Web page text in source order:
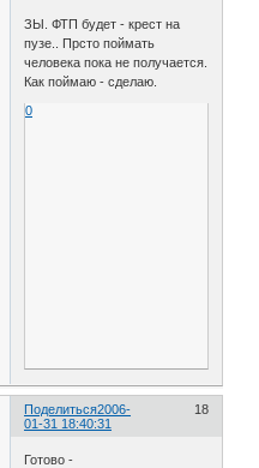
ЗЫ. ФТП будет - крест на
пузе.. Прсто поймать
человека пока не получается.
Как поймаю - сделаю.
0
Поделиться 18
2006-
01-31 18:40:31
Готово -